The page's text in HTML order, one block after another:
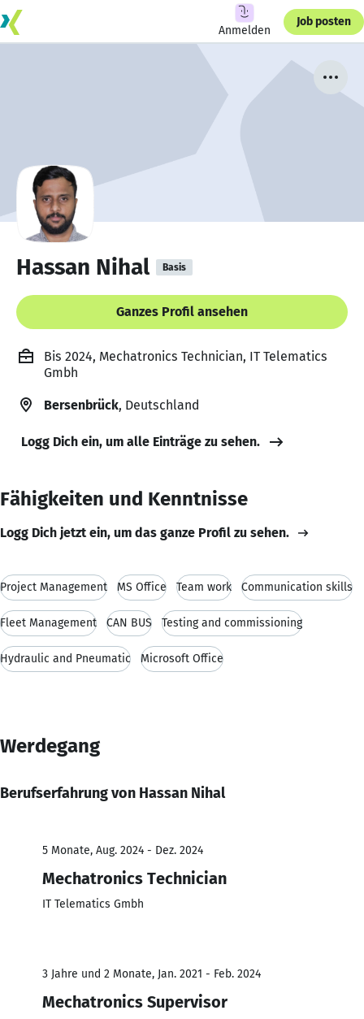
Anmelden
Job posten
Hassan Nihal Basis
Ganzes Profil ansehen
Bis 2024, Mechatronics Technician, IT Telematics
Gmbh
Bersenbrück, Deutschland
Logg Dich ein, um alle Einträge zu sehen.
Fähigkeiten und Kenntnisse
Logg Dich jetzt ein, um das ganze Profil zu sehen.
Project Management MS Office Team work Communication skills
Fleet Management CAN BUS Testing and commissioning
Hydraulic and Pneumatic Microsoft Office
Werdegang
Berufserfahrung von Hassan Nihal
5 Monate, Aug. 2024 - Dez. 2024
Mechatronics Technician
IT Telematics Gmbh
3 Jahre und 2 Monate, Jan. 2021 - Feb. 2024
Mechatronics Supervisor